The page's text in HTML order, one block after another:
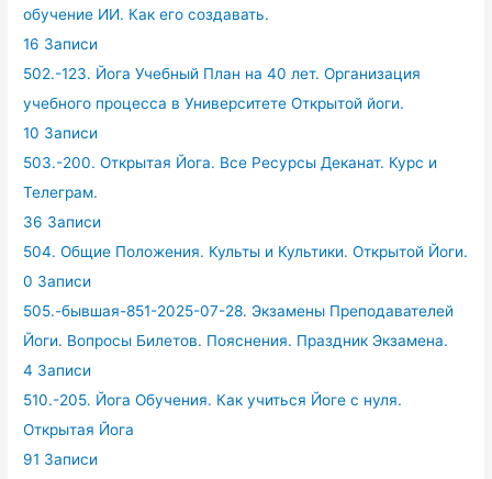
обучение ИИ. Как его создавать.
16 Записи
502.-123. Йога Учебный План на 40 лет. Организация
учебного процесса в Университете Открытой йоги.
10 Записи
503.-200. Открытая Йога. Все Ресурсы Деканат. Курс и
Телеграм.
36 Записи
504. Общие Положения. Культы и Культики. Открытой Йоги.
0 Записи
505.-бывшая-851-2025-07-28. Экзамены Преподавателей
Йоги. Вопросы Билетов. Пояснения. Праздник Экзамена.
4 Записи
510.-205. Йога Обучения. Как учиться Йоге с нуля.
Открытая Йога
91 Записи